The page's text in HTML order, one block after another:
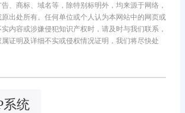
、商标、域名等，除特别标明外，均来源于网络，
出处所有。任何单位或个人认为本网站中的网页或
内容或涉嫌侵犯知识产权时，请及时与我们联系，
证明及详细不实或侵权情况证明，我们将尽快处
系统